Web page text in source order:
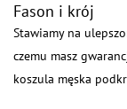
Fason i krój
Stawiamy na
czemu masz
koszula męska